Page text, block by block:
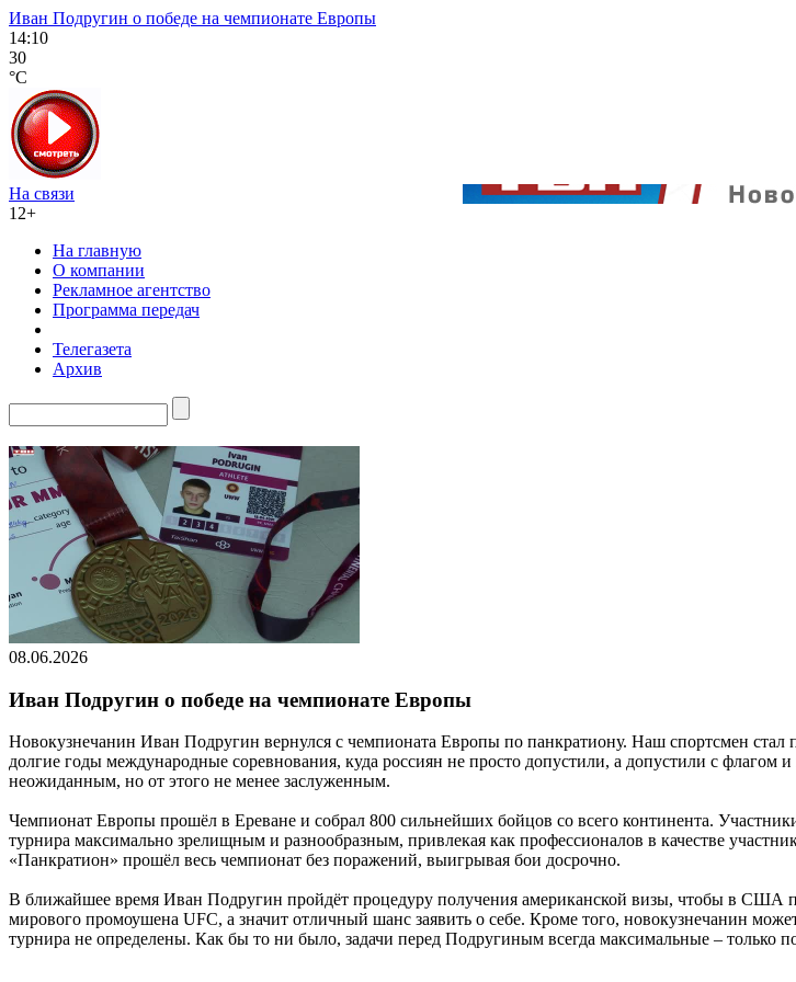
Иван Подругин о победе на чемпионате Европы
14:10
30
°C
На связи
12+
На главную
О компании
Рекламное агентство
Программа передач
Телегазета
Архив
08.06.2026
Иван Подругин о победе на чемпионате Европы
Новокузнечанин Иван Подругин вернулся с чемпионата Европы по панкратиону. Наш спортсмен
долгие годы международные соревнования, куда россиян не просто допустили, а допустили с
неожиданным, но от этого не менее заслуженным.
Чемпионат Европы прошёл в Ереване и собрал 800 сильнейших бойцов со всего континента.
турнира максимально зрелищным и разнообразным, привлекая как профессионалов в качестве
«Панкратион» прошёл весь чемпионат без поражений, выигрывая бои досрочно.
В ближайшее время Иван Подругин пройдёт процедуру получения американской визы, чтобы в США
мирового промоушена UFC, а значит отличный шанс заявить о себе. Кроме того, новокузнечанин
турнира не определены. Как бы то ни было, задачи перед Подругиным всегда максимальные – только